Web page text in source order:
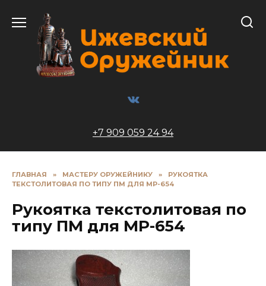
содержанию
+7 909 059 24 94
ГЛАВНАЯ » МАСТЕРУ ОРУЖЕЙНИКУ »
РУКОЯТКА
ТЕКСТОЛИТОВАЯ ПО ТИПУ ПМ ДЛЯ МР-654
Рукоятка текстолитовая по
типу ПМ для МР-654